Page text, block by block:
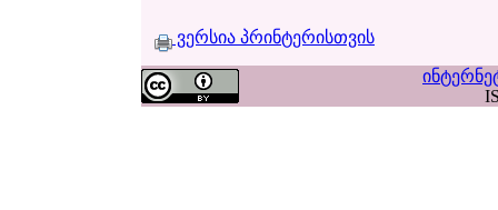
ვერსია პრინტერისთვის